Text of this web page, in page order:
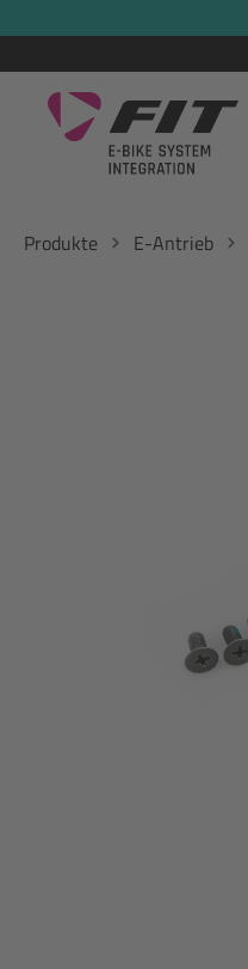
Produkte E-Antrieb